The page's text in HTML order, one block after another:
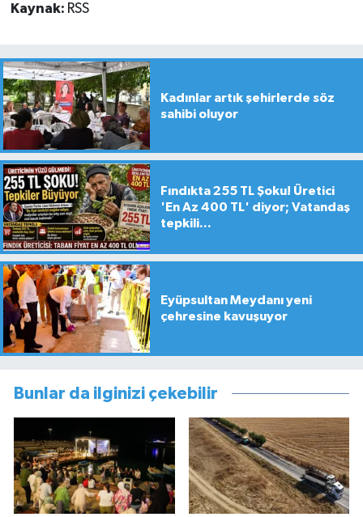
Kaynak: RSS
Kadınlar artık şehirlerde söz
sahibi oluyor
Fındıkta 255 TL Şoku! Üretici
'En Az 400 TL' diyor; Vatandaş
tepkili...
Eyüpsultan Meydanı yeni
çehresine kavuşuyor
Bunlar da ilginizi çekebilir